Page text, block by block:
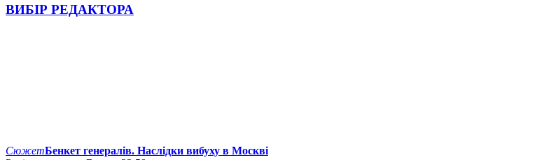
ВИБІР РЕДАКТОРА
СюжетБенкет генералів. Наслідки вибуху в Москві